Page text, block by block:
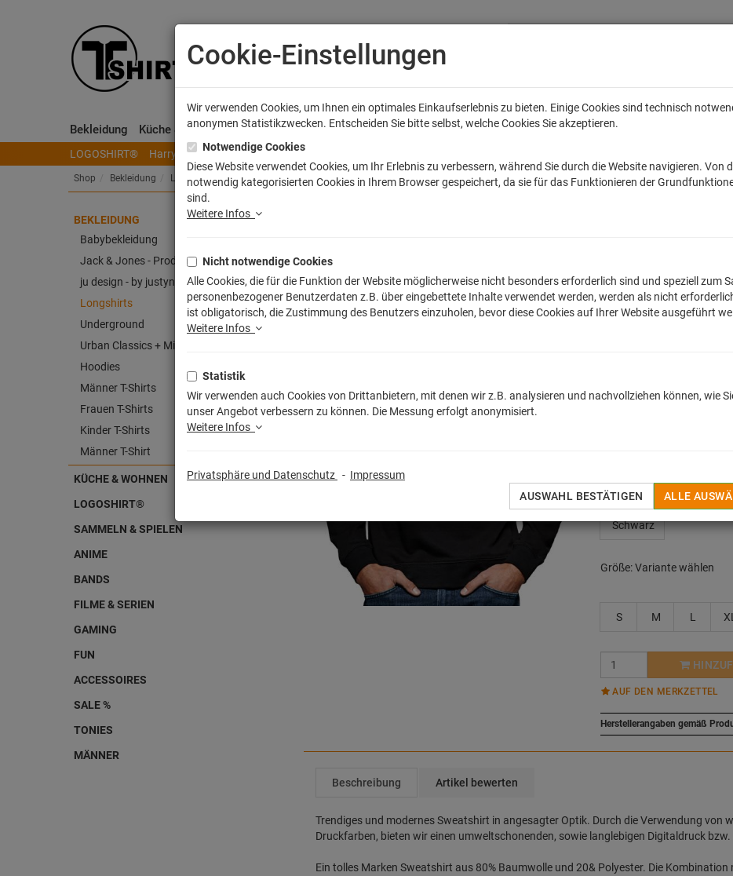
Bekleidung Küche & Wohnen Sammeln & Spielen Anime Bands Filme & Serien Gaming Fun Accessoires
LOGOSHIRT® Harry Potter Herr der Ringe Disney
Shop Bekleidung Longshirts
BEKLEIDUNG
Babybekleidung
Jack & Jones - Produkt
ju design - by justyna weitz
Longshirts
Underground
Urban Classics + Mister Tee
Hoodies
Männer T-Shirts
Frauen T-Shirts
Kinder T-Shirts
Männer T-Shirt
KÜCHE & WOHNEN
LOGOSHIRT®
SAMMELN & SPIELEN
ANIME
BANDS
FILME & SERIEN
GAMING
FUN
ACCESSOIRES
SALE %
TONIES
MÄNNER
Artikelnummer: TLM2009S
Egal ob witziger Spruch,
originellen Sweatshirts
Qualitätskontrollen
24,19 €
Schwarz
Größe: Variante wählen
S M L XL
AUF DEN MERKZETTEL
Herstellerangaben gemäß
Beschreibung Artikel bewerten
Trendiges und modernes Sweatshirt in angesagter Optik. Durch die Verwendung von
Druckfarben, bieten wir einen umweltschonenden, sowie langlebigen Digitaldruck bzw.
Ein tolles Marken Sweatshirt aus 80% Baumwolle und 20& Polyester. Die
Cookie-Einstellungen
Wir verwenden Cookies, um Ihnen ein optimales Einkaufserlebnis zu bieten. Einige Cookies sind technisch
anonymen Statistikzwecken. Entscheiden Sie bitte selbst, welche Cookies Sie akzeptieren.
Notwendige Cookies
Diese Website verwendet Cookies, um Ihr Erlebnis zu verbessern, während Sie durch die Website navigieren. Von
notwendig kategorisierten Cookies in Ihrem Browser gespeichert, da sie für das Funktionieren der
sind.
Weitere Infos
Nicht notwendige Cookies
Alle Cookies, die für die Funktion der Website möglicherweise nicht besonders erforderlich sind und speziell zum
personenbezogener Benutzerdaten z.B. über eingebettete Inhalte verwendet werden, werden als nicht
ist obligatorisch, die Zustimmung des Benutzers einzuholen, bevor diese Cookies auf Ihrer Website ausgeführt
Weitere Infos
Statistik
Wir verwenden auch Cookies von Drittanbietern, mit denen wir z.B. analysieren und nachvollziehen können, wie
unser Angebot verbessern zu können. Die Messung erfolgt anonymisiert.
Weitere Infos
Privatsphäre und Datenschutz - Impressum
AUSWAHL BESTÄTIGEN
ALLE